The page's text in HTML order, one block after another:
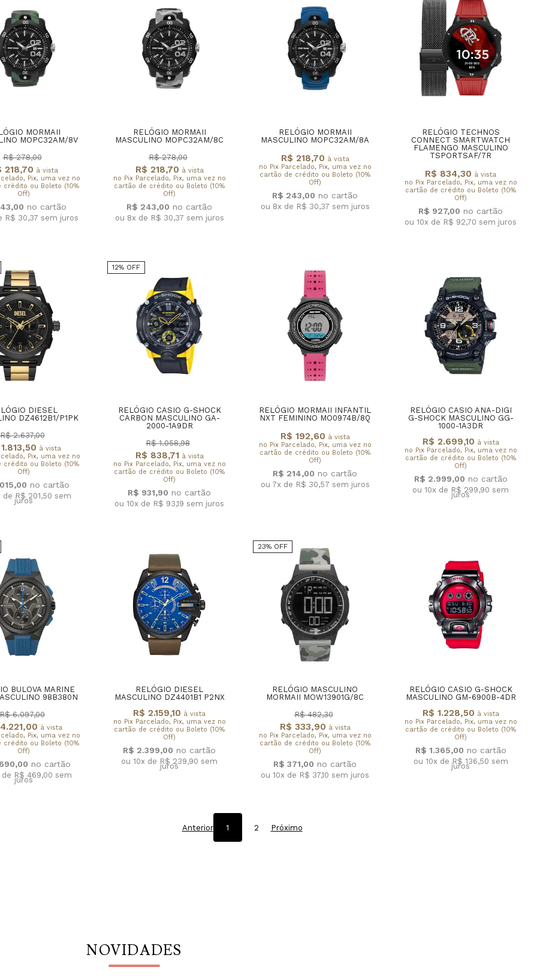
MORMAII
MOPC32AM/8V
218,70 à vista
Pix, uma vez no
crédito ou Boleto (10%
Off)
R$ 278,00
R$ 30,37 sem juros
RELÓGIO MORMAII
MASCULINO MOPC32AM/8C
R$ 218,70 à vista
no Pix Parcelado, Pix, uma vez no
cartão de crédito ou Boleto (10%
Off)
R$ 278,00
R$ 243,00
ou 8x de R$ 30,37 sem juros
RELÓGIO MORMAII
MASCULINO MOPC32AM/8A
R$ 218,70 à vista
no Pix Parcelado, Pix, uma vez no
cartão de crédito ou Boleto (10%
Off)
R$ 243,00
ou 8x de R$ 30,37 sem juros
RELÓGIO TECHNOS
CONNECT SMARTWATCH
FLAMENGO MASCULINO
TSPORTSAF/7R
R$ 834,30 à vista
no Pix Parcelado, Pix, uma vez no
cartão de crédito ou Boleto (10%
Off)
R$ 927,00
ou 10x de R$ 92,70 sem juros
DIESEL
DZ4612B1/P1PK
à vista
Pix, uma vez no
crédito ou Boleto (10%
Off)
R$ 2.637,00
de R$ 201,50 sem
juros
12% OFF
RELÓGIO CASIO G-SHOCK
CARBON MASCULINO GA-
2000-1A9DR
R$ 838,71 à vista
no Pix Parcelado, Pix, uma vez no
cartão de crédito ou Boleto (10%
Off)
R$ 1.058,98
R$ 931,90
ou 10x de R$ 93,19 sem juros
RELÓGIO MORMAII INFANTIL
NXT FEMININO MO0974B/8Q
R$ 192,60 à vista
no Pix Parcelado, Pix, uma vez no
cartão de crédito ou Boleto (10%
Off)
R$ 214,00
ou 7x de R$ 30,57 sem juros
RELÓGIO CASIO ANA-DIGI
G-SHOCK MASCULINO GG-
1000-1A3DR
R$ 2.699,10 à vista
no Pix Parcelado, Pix, uma vez no
cartão de crédito ou Boleto (10%
Off)
R$ 2.999,00
ou 10x de R$ 299,90 sem
juros
BULOVA MARINE
98B380N
à vista
Pix, uma vez no
crédito ou Boleto (10%
Off)
R$ 6.097,00
de R$ 469,00 sem
juros
RELÓGIO DIESEL
MASCULINO DZ4401B1 P2NX
R$ 2.159,10 à vista
no Pix Parcelado, Pix, uma vez no
cartão de crédito ou Boleto (10%
Off)
R$ 2.399,00
ou 10x de R$ 239,90 sem
juros
23% OFF
RELÓGIO MASCULINO
MORMAII MOW13901G/8C
R$ 333,90 à vista
no Pix Parcelado, Pix, uma vez no
cartão de crédito ou Boleto (10%
Off)
R$ 482,30
R$ 371,00
ou 10x de R$ 37,10 sem juros
RELÓGIO CASIO G-SHOCK
MASCULINO GM-6900B-4DR
R$ 1.228,50 à vista
no Pix Parcelado, Pix, uma vez no
cartão de crédito ou Boleto (10%
Off)
R$ 1.365,00
ou 10x de R$ 136,50 sem
juros
Anterior 1 2 Próximo
NOVIDADES